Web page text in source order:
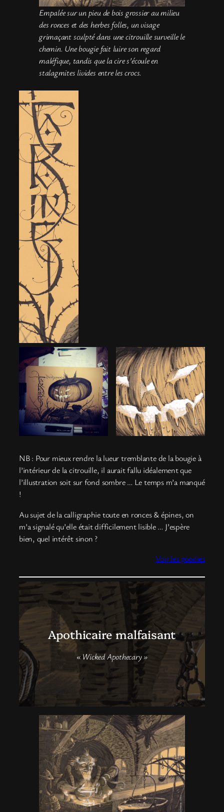
Empalée sur un pieu de bois grossier au milieu
des ronces et des herbes folles, un visage
grimaçant sculpté dans une citrouille surveille le
chemin. Une bougie fait luire son regard
maléfique, tandis que la cire s’écoule en
stalagmites livides entre les crocs.
NB : Pour mieux rendre la lueur tremblante de la bougie à
l’intérieur de la citrouille, il aurait fallu idéalement que
l’illustration soit sur fond sombre … Le temps m’a manqué
!
Au sujet de la calligraphie toute en ronces & épines, on
m’a signalé qu’elle était difficilement lisible … J’espère
bien, quel intérêt sinon ?
Voir les goodies
Apothicaire malfaisant
« Wicked Apothecary »